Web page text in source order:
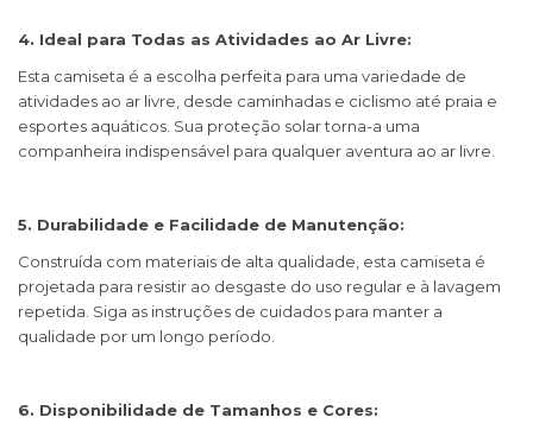
4. Ideal para Todas as Atividades ao Ar Livre:
Esta camiseta é a escolha perfeita para uma variedade de
atividades ao ar livre, desde caminhadas e ciclismo até praia e
esportes aquáticos. Sua proteção solar torna-a uma
companheira indispensável para qualquer aventura ao ar livre.
5. Durabilidade e Facilidade de Manutenção:
Construída com materiais de alta qualidade, esta camiseta é
projetada para resistir ao desgaste do uso regular e à lavagem
repetida. Siga as instruções de cuidados para manter a
qualidade por um longo período.
6. Disponibilidade de Tamanhos e Cores: